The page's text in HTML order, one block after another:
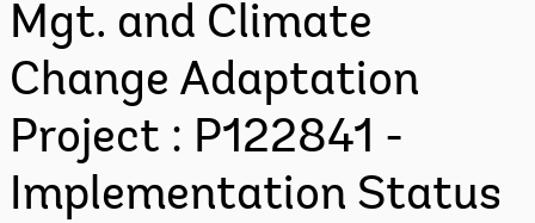
Mgt. and Climate
Change Adaptation
Project : P122841 -
Implementation Status